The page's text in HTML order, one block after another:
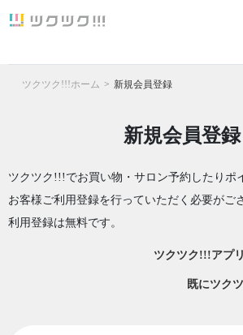
ツクツク!!!ホーム 新規会員登録
新規会員登録
ツクツク!!!でお買い物・サロン予約したりポ
お客様ご利用登録を行っていただく必要がご
利用登録は無料です。
ツクツク!!!アプ
既にツク